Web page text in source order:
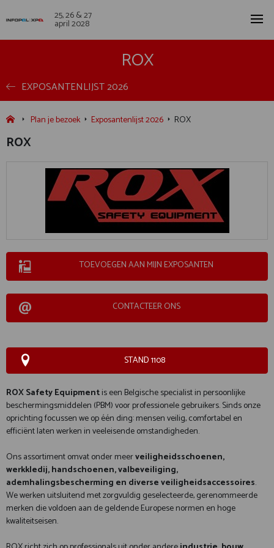
25, 26 & 27
april 2028
ROX
EXPOSANTENLIJST 2026
Plan je bezoek Exposantenlijst 2026 ROX
ROX
TOEVOEGEN AAN MIJN EXPOSANTEN
CONTACTEER ONS
STAND 1108
ROX Safety Equipmentis een Belgische specialist in persoonlijke
beschermingsmiddelen (PBM) voor professionele gebruikers. Sinds onze
oprichting focussen we op één ding: mensen veilig, comfortabel en
efficiënt laten werken in veeleisende omstandigheden.
Ons assortiment omvat onder meerveiligheidsschoenen,
werkkledij, handschoenen, valbeveiliging,
ademhalingsbescherming en diverse veiligheidsaccessoires.
We werken uitsluitend met zorgvuldig geselecteerde, gerenommeerde
merken die voldoen aan de geldende Europese normen en hoge
kwaliteitseisen.